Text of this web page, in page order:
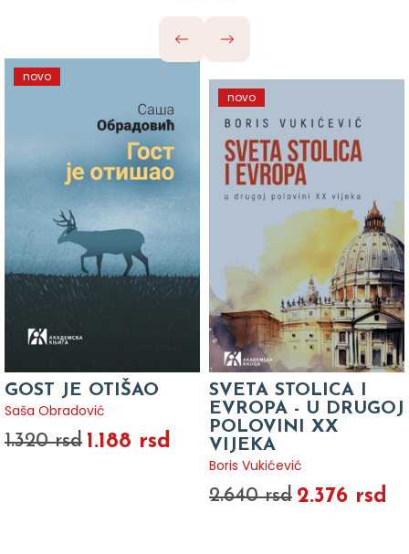
novo
GOST JE OTIŠAO
Saša Obradović
1.320 rsd 1.188 rsd
novo
SVETA STOLICA I
EVROPA - U DRUGOJ
POLOVINI XX
VIJEKA
Boris Vukićević
2.640 rsd 2.376 rsd